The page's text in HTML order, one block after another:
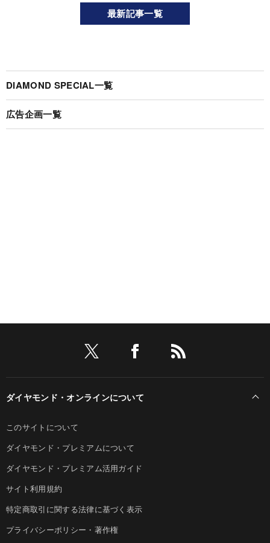
最新記事一覧
DIAMOND SPECIAL一覧
広告企画一覧
ダイヤモンド・オンラインについて
このサイトについて
ダイヤモンド・プレミアムについて
ダイヤモンド・プレミアム活用ガイド
サイト利用規約
特定商取引に関する法律に基づく表示
プライバシーポリシー・著作権